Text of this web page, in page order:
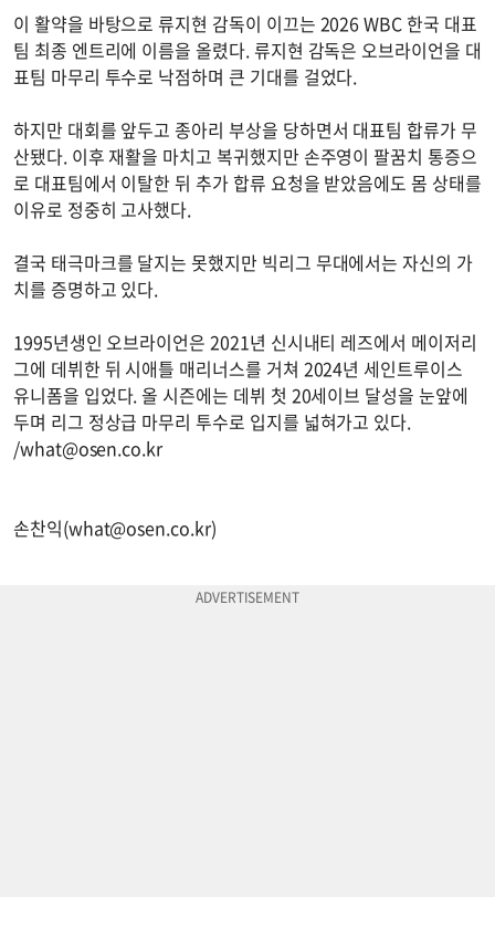
이 활약을 바탕으로 류지현 감독이 이끄는 2026 WBC 한국 대표
팀 최종 엔트리에 이름을 올렸다. 류지현 감독은 오브라이언을 대
표팀 마무리 투수로 낙점하며 큰 기대를 걸었다.
하지만 대회를 앞두고 종아리 부상을 당하면서 대표팀 합류가 무
산됐다. 이후 재활을 마치고 복귀했지만 손주영이 팔꿈치 통증으
로 대표팀에서 이탈한 뒤 추가 합류 요청을 받았음에도 몸 상태를
이유로 정중히 고사했다.
결국 태극마크를 달지는 못했지만 빅리그 무대에서는 자신의 가
치를 증명하고 있다.
1995년생인 오브라이언은 2021년 신시내티 레즈에서 메이저리
그에 데뷔한 뒤 시애틀 매리너스를 거쳐 2024년 세인트루이스
유니폼을 입었다. 올 시즌에는 데뷔 첫 20세이브 달성을 눈앞에
두며 리그 정상급 마무리 투수로 입지를 넓혀가고 있다.
/what@osen.co.kr
손찬익(what@osen.co.kr)